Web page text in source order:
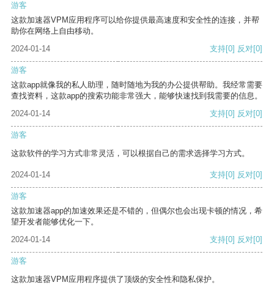
游客
这款加速器VPM应用程序可以给你提供最高速度和安全性的连接，并帮
助你在网络上自由移动。
2024-01-14
支持[0] 反对[0]
游客
这款app就像我的私人助理，随时随地为我的办公提供帮助。我经常需要
查找资料，这款app的搜索功能非常强大，能够快速找到我需要的信息。
2024-01-14
支持[0] 反对[0]
游客
这款软件的学习方式非常灵活，可以根据自己的需求选择学习方式。
2024-01-14 支持[0] 反对[0]
游客
这款加速器app的加速效果还是不错的，但偶尔也会出现卡顿的情况，希
望开发者能够优化一下。
2024-01-14
支持[0] 反对[0]
游客
这款加速器VPM应用程序提供了顶级的安全性和隐私保护。